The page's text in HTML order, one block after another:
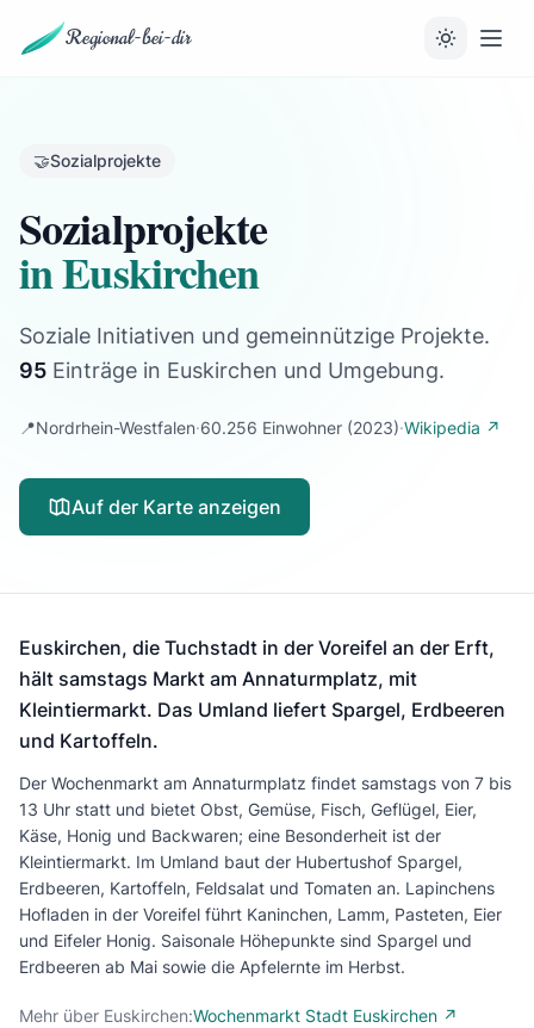
Regional-bei-dir
🤝Sozialprojekte
Sozialprojekte
in Euskirchen
Soziale Initiativen und gemeinnützige Projekte.
95 Einträge in Euskirchen und Umgebung.
📍Nordrhein-Westfalen·60.256 Einwohner (2023)·Wikipedia ↗
Auf der Karte anzeigen
Euskirchen, die Tuchstadt in der Voreifel an der Erft,
hält samstags Markt am Annaturmplatz, mit
Kleintiermarkt. Das Umland liefert Spargel, Erdbeeren
und Kartoffeln.
Der Wochenmarkt am Annaturmplatz findet samstags von 7 bis
13 Uhr statt und bietet Obst, Gemüse, Fisch, Geflügel, Eier,
Käse, Honig und Backwaren; eine Besonderheit ist der
Kleintiermarkt. Im Umland baut der Hubertushof Spargel,
Erdbeeren, Kartoffeln, Feldsalat und Tomaten an. Lapinchens
Hofladen in der Voreifel führt Kaninchen, Lamm, Pasteten, Eier
und Eifeler Honig. Saisonale Höhepunkte sind Spargel und
Erdbeeren ab Mai sowie die Apfelernte im Herbst.
Mehr über Euskirchen:Wochenmarkt Stadt Euskirchen ↗